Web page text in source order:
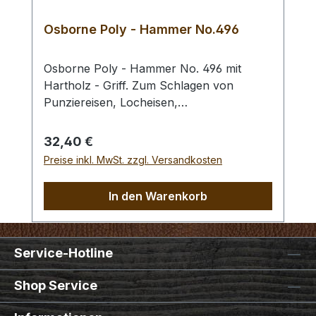
Osborne Poly - Hammer No.496
Osborne Poly - Hammer No. 496 mit
Hartholz - Griff. Zum Schlagen von
Punziereisen, Locheisen,
Schlagfläche. Wenig Rückschlag durch
schlagabsorbierenden Poly -
Hammerkopf. 240 gr Gesamtgewicht /
Regulärer Preis:
32,40 €
Preise inkl. MwSt. zzgl. Versandkosten
In den Warenkorb
Service-Hotline
Shop Service